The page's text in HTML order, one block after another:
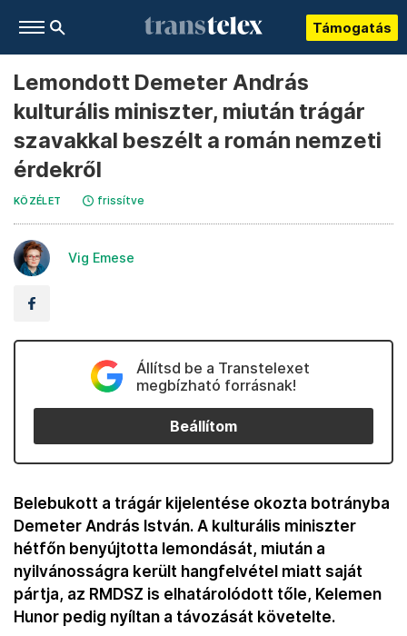
Támogatás
Lemondott Demeter András
kulturális miniszter, miután trágár
szavakkal beszélt a román nemzeti
érdekről
KÖZÉLET frissítve
Vig Emese
Állítsd be a Transtelexet
megbízható forrásnak!
Beállítom
Belebukott a trágár kijelentése okozta botrányba
Demeter András István. A kulturális miniszter
hétfőn benyújtotta lemondását, miután a
nyilvánosságra került hangfelvétel miatt saját
pártja, az RMDSZ is elhatárolódott tőle, Kelemen
Hunor pedig nyíltan a távozását követelte.